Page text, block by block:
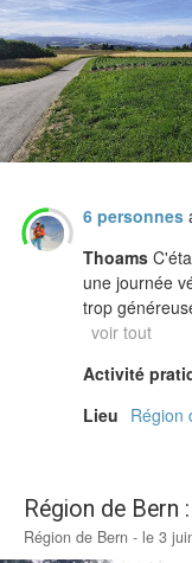
6 personnes
Thoams
une journée
trop
voir tout
Activité
Lieu Région
Région de Bern
Région de Bern - le 3